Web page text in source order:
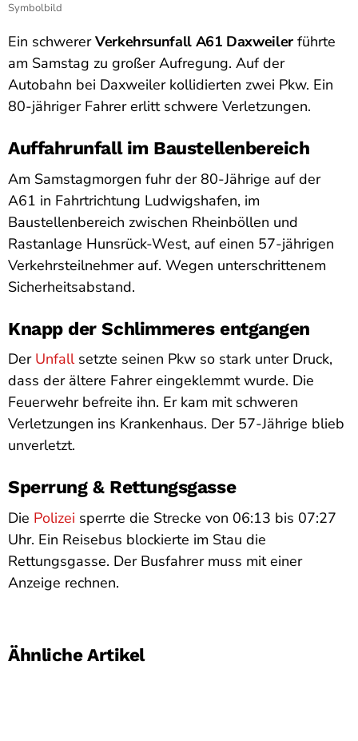
Symbolbild
Ein schwererVerkehrsunfall A61 Daxweilerführte
am Samstag zu großer Aufregung. Auf der
Autobahn bei Daxweiler kollidierten zwei Pkw. Ein
80-jähriger Fahrer erlitt schwere Verletzungen.
Auffahrunfall im Baustellenbereich
Am Samstagmorgen fuhr der 80-Jährige auf der
A61 in Fahrtrichtung Ludwigshafen, im
Baustellenbereich zwischen Rheinböllen und
Rastanlage Hunsrück-West, auf einen 57-jährigen
Verkehrsteilnehmer auf. Wegen unterschrittenem
Sicherheitsabstand.
Knapp der Schlimmeres entgangen
Der Unfallsetzte seinen Pkw so stark unter Druck,
dass der ältere Fahrer eingeklemmt wurde. Die
Feuerwehr befreite ihn. Er kam mit schweren
Verletzungen ins Krankenhaus. Der 57-Jährige blieb
unverletzt.
Sperrung & Rettungsgasse
Die Polizei sperrte die Strecke von 06:13 bis 07:27
Uhr. Ein Reisebus blockierte im Stau die
Rettungsgasse. Der Busfahrer muss mit einer
Anzeige rechnen.
Ähnliche Artikel